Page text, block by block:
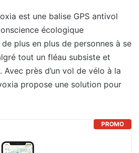
est une balise GPS antivol
écologique
plus en plus de personnes à se
tout un fléau subsiste et
près d’un vol de vélo à la
propose une solution pour
PROMO